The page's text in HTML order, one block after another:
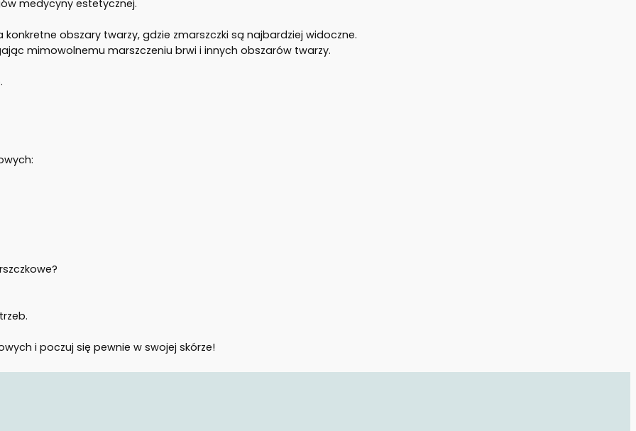
medycyny estetycznej.
konkretne obszary twarzy, gdzie zmarszczki są najbardziej widoczne.
mimowolnemu marszczeniu brwi i innych obszarów twarzy.
i poczuj się pewnie w swojej skórze!